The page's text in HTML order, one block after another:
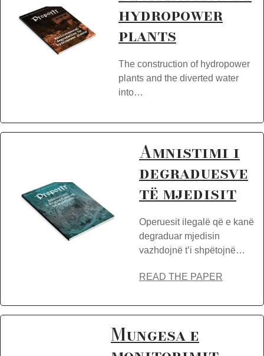
hydropower
plants
The construction of hydropower
plants and the diverted water
into…
Amnistimi i
degraduesve
të mjedisit
Operuesit ilegalë që e kanë
degraduar mjedisin
vazhdojnë t’i shpëtojnë…
READ THE PAPER
Mungesa e